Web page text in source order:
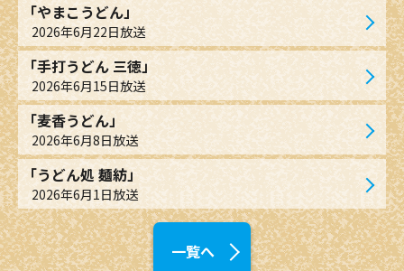
「やまこうどん」
2026年6月22日放送
「手打うどん 三徳」
2026年6月15日放送
「麦香うどん」
2026年6月8日放送
「うどん処 麺紡」
2026年6月1日放送
一覧へ